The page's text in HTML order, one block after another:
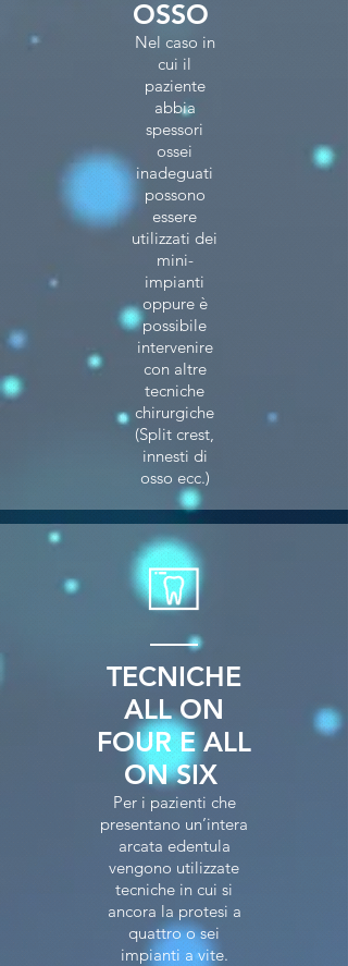
OSSO
Nel caso in
cui il
paziente
abbia
spessori
ossei
inadeguati
possono
essere
utilizzati dei
mini-
impianti
oppure è
possibile
intervenire
con altre
tecniche
chirurgiche
(Split crest,
innesti di
osso ecc.)
TECNICHE
ALL ON
FOUR E ALL
ON SIX
Per i pazienti che
presentano un’intera
arcata edentula
vengono utilizzate
tecniche in cui si
ancora la protesi a
quattro o sei
impianti a vite.